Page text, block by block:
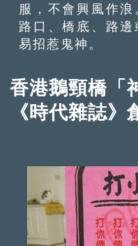
服，不會興風作
路口、橋底、路
易招惹鬼神。
香港鵝頸橋「
《時代雜誌